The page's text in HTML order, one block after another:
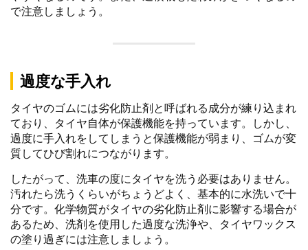
で注意しましょう。
過度な手入れ
タイヤのゴムには劣化防止剤と呼ばれる成分が練り込まれ
ており、タイヤ自体が保護機能を持っています。しかし、
過度に手入れをしてしまうと保護機能が弱まり、ゴムが変
質してひび割れにつながります。
したがって、洗車の度にタイヤを洗う必要はありません。
汚れたら洗うくらいがちょうどよく、基本的に水洗いで十
分です。化学物質がタイヤの劣化防止剤に影響する場合が
あるため、洗剤を使用した過度な洗浄や、タイヤワックス
の塗り過ぎには注意しましょう。